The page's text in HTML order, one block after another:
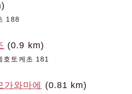
188
(0.9 km)
호토케초 181
와마에 (0.81 km)